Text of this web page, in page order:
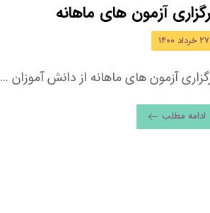
آزمون های ماهانه
۲۷ خرداد ۱۴۰۰
آزمون های ماهانه از دانش آموزان ...
ادامه مطلب